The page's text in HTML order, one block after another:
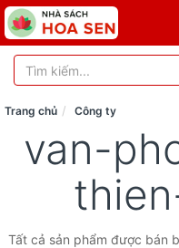
Trang chủ Công ty
van-
Tất cả sản phẩm được bán